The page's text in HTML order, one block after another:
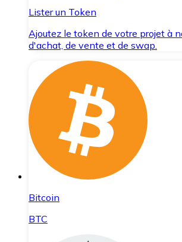
Lister un Token
Ajoutez le token de votre projet à
d'achat, de vente et de swap.
Bitcoin
BTC